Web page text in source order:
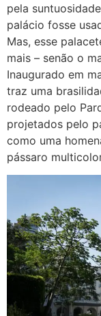
pela
palácio fosse
Mas, esse
mais – senão o
Inaugurado em
traz uma
rodeado pelo
projetados pelo
como uma
pássaro